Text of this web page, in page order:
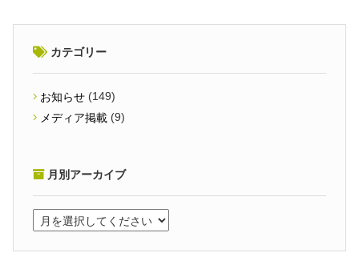
カテゴリー
お知らせ (149)
メディア掲載 (9)
月別アーカイブ